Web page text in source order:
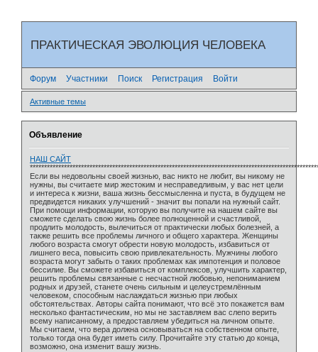
ПРАКТИЧЕСКАЯ ЭВОЛЮЦИЯ ЧЕЛОВЕКА
Форум Участники Поиск Регистрация Войти
Активные темы
Объявление
НАШ САЙТ
Если вы недовольны своей жизнью, вас никто не любит, вы никому не
нужны, вы считаете мир жестоким и несправедливым, у вас нет цели
и интереса к жизни, ваша жизнь бессмысленна и пуста, в будущем не
предвидется никаких улучшений - значит вы попали на нужный сайт.
При помощи информации, которую вы получите на нашем сайте вы
сможете сделать свою жизнь более полноценной и счастливой,
продлить молодость, вылечиться от практически любых болезней, а
также решить все проблемы личного и общего характера. Женщины
любого возраста смогут обрести новую молодость, избавиться от
лишнего веса, повысить свою привлекательность. Мужчины любого
возраста могут забыть о таких проблемах как импотенция и половое
бессилие. Вы сможете избавиться от комплексов, улучшить характер,
решить проблемы связанные с несчастной любовью, непониманием
родных и друзей, станете очень сильным и целеустремлённым
человеком, способным наслаждаться жизнью при любых
обстоятельствах. Авторы сайта понимают, что всё это покажется вам
несколько фантастическим, но мы не заставляем вас слепо верить
всему написанному, а предоставляем убедиться на личном опыте.
Мы считаем, что вера должна основываться на собственном опыте,
только тогда она будет иметь силу. Прочитайте эту статью до конца,
возможно, она изменит вашу жизнь.